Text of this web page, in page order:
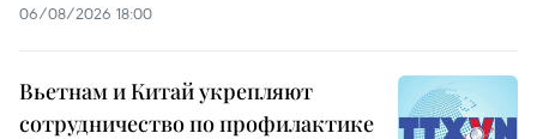
06/08/2026 18:00
Вьетнам и Китай укрепляют
сотрудничество по профилактике